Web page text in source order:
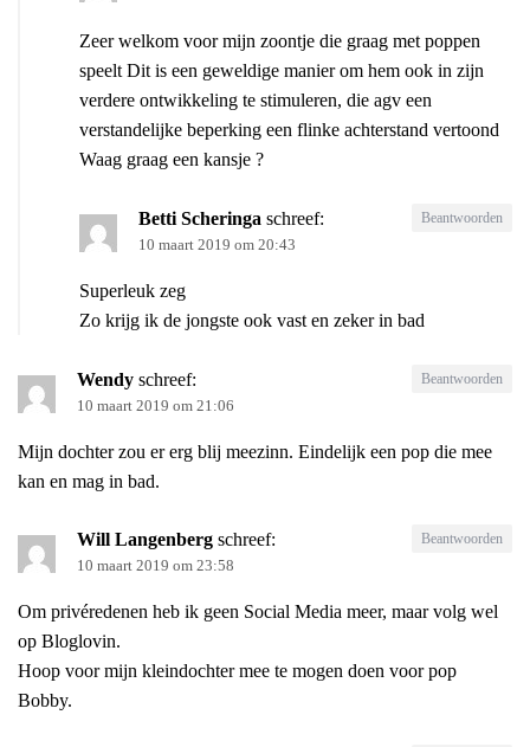
Zeer welkom voor mijn zoontje die graag met poppen
speelt Dit is een geweldige manier om hem ook in zijn
verdere ontwikkeling te stimuleren, die agv een
verstandelijke beperking een flinke achterstand vertoond
Waag graag een kansje ?
Betti Scheringa schreef:
10 maart 2019 om 20:43
Superleuk zeg
Zo krijg ik de jongste ook vast en zeker in bad
Beantwoorden
Wendy schreef:
10 maart 2019 om 21:06
Mijn dochter zou er erg blij meezinn. Eindelijk een pop die mee
kan en mag in bad.
Beantwoorden
Will Langenberg schreef:
10 maart 2019 om 23:58
Om privéredenen heb ik geen Social Media meer, maar volg wel
op Bloglovin.
Hoop voor mijn kleindochter mee te mogen doen voor pop
Bobby.
Beantwoorden